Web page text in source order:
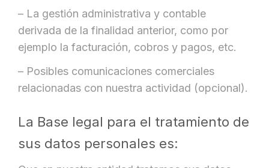
– La gestión administrativa y contable
derivada de la finalidad anterior, como por
ejemplo la facturación, cobros y pagos, etc.
– Posibles comunicaciones comerciales
relacionadas con nuestra actividad (opcional).
La Base legal para el tratamiento de
sus datos personales es: